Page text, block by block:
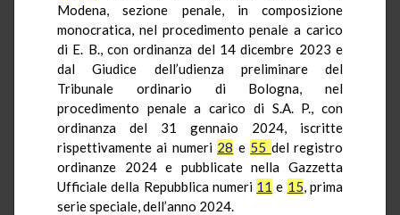
Modena, sezione penale, in composizione
monocratica, nel procedimento penale a carico
di E. B., con ordinanza del 14 dicembre 2023 e
dal Giudice dell’udienza preliminare del
Tribunale ordinario di Bologna, nel
procedimento penale a carico di S.A. P., con
ordinanza del 31 gennaio 2024, iscritte
rispettivamente ai numeri 28 e 55 del registro
ordinanze 2024 e pubblicate nella Gazzetta
Ufficiale della Repubblica numeri 11 e 15, prima
serie speciale, dell’anno 2024.